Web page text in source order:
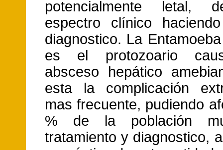
potencialmente letal,
espectro clínico
diagnostico. La
es el protozoario
absceso hepático
esta la complicación
mas frecuente, pudiendo
% de la población
tratamiento y diagnostico,